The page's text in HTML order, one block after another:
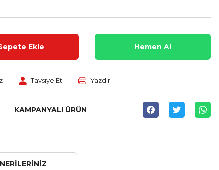
Ekle Hemen Al
Tavsiye Et Yazdır
KAMPANYALI ÜRÜN